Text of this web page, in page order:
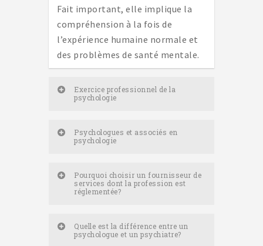
Fait important, elle implique la
compréhension à la fois de
l’expérience humaine normale et
des problèmes de santé mentale.
Exercice professionnel de la
psychologie
Psychologues et associés en
psychologie
Pourquoi choisir un fournisseur de
services dont la profession est
réglementée?
Quelle est la différence entre un
psychologue et un psychiatre?